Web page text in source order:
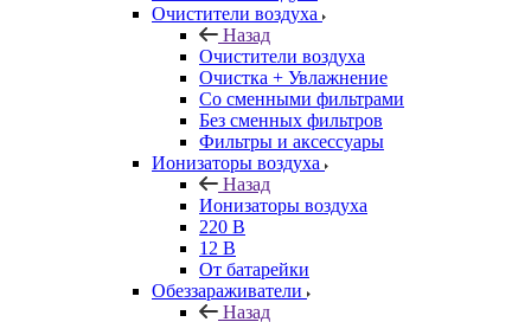
Очистители воздуха
Назад
Очистители воздуха
Очистка + Увлажнение
Cо сменными фильтрами
Без сменных фильтров
Фильтры и аксессуары
Ионизаторы воздуха
Назад
Ионизаторы воздуха
220 В
12 В
От батарейки
Обеззараживатели
Назад